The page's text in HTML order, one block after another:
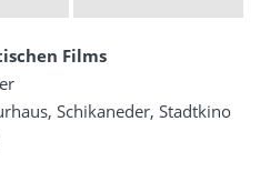
Films
Schikaneder, Stadtkino